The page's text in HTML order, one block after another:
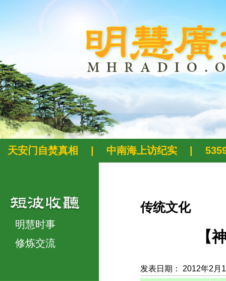
天安门自焚真相 中南海上访纪实
明慧时事
修炼交流
传统文化
【
发表日期： 2012年2月